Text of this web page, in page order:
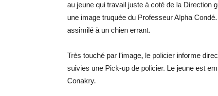
au jeune qui travail juste à coté de la Direction
une image truquée du Professeur Alpha
assimilé à un chien errant.
Très touché par l’image, le policier informe
suivies une Pick-up de policier. Le jeune est
Conakry.